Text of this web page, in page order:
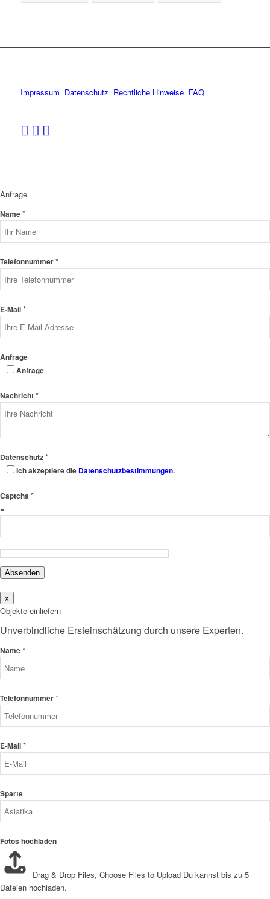
Impressum Datenschutz Rechtliche Hinweise FAQ
Anfrage
Name*
Telefonnummer*
E-Mail*
Anfrage
Anfrage
Nachricht*
Datenschutz*
Ich akzeptiere die Datenschutzbestimmungen.
Captcha *
=
Absenden
x
Objekte einliefern
Unverbindliche Ersteinschätzung durch unsere Experten.
Name*
Telefonnummer*
E-Mail*
Sparte
Fotos hochladen
Drag & Drop Files, Choose Files to Upload Du kannst bis zu 5
Dateien hochladen.